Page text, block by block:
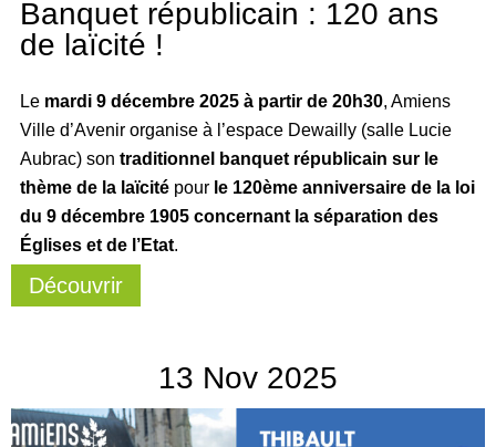
Banquet républicain : 120 ans
de laïcité !
Le mardi 9 décembre 2025 à partir de 20h30, Amiens
Ville d’Avenir organise à l’espace Dewailly (salle Lucie
Aubrac) son traditionnel banquet républicain sur le
thème de la laïcité pour le 120ème anniversaire de la loi
du 9 décembre 1905 concernant la séparation des
Églises et de l’Etat.
Découvrir
13 Nov 2025